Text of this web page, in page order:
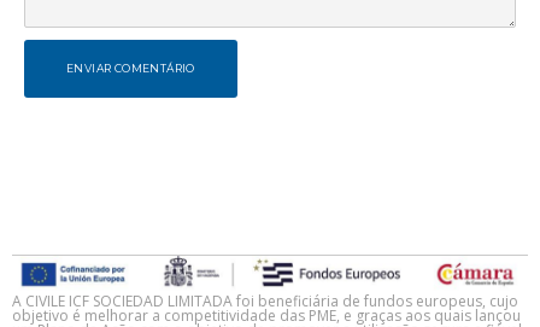
ENVIAR COMENTÁRIO
A CIVILE ICF SOCIEDAD LIMITADA foi beneficiária de fundos europeus, cujo
objetivo é melhorar a competitividade das PME, e graças aos quais lançou